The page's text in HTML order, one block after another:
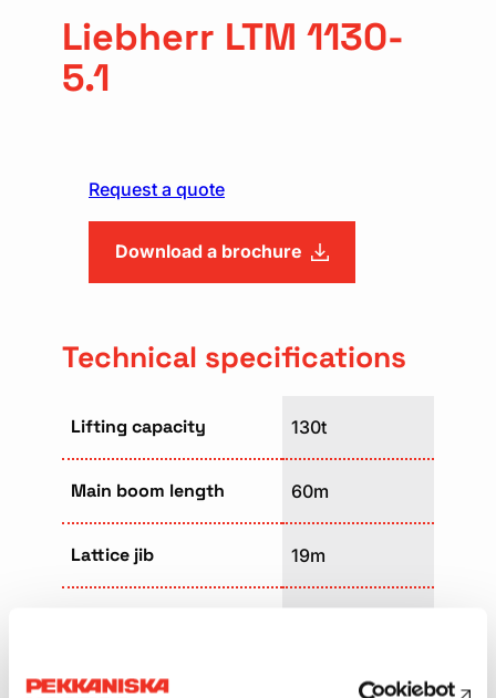
Liebherr LTM 1130-
5.1
Request a quote
Download a brochure
Technical specifications
Lifting capacity 130t
Main boom length 60m
Lattice jib 19m
Transport length